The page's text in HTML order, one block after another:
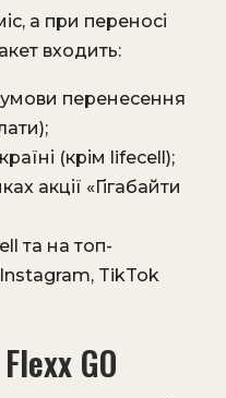
а при переносі
входить:
умови перенесення
(крім lifecell);
акції «Гігабайти
та на топ-
TikTok
GO